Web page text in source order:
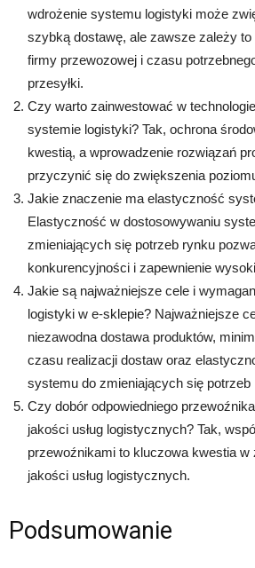
wdrożenie systemu logistyki może
szybką dostawę, ale zawsze zależy
firmy przewozowej i czasu
przesyłki.
Czy warto zainwestować w
systemie logistyki? Tak, ochrona
kwestią, a wprowadzenie rozwiązań
przyczynić się do zwiększenia
Jakie znaczenie ma elastyczność
Elastyczność w dostosowywaniu
zmieniających się potrzeb rynku
konkurencyjności i zapewnienie
Jakie są najważniejsze cele i
logistyki w e-sklepie? Najważniejsze
niezawodna dostawa produktów,
czasu realizacji dostaw oraz
systemu do zmieniających się potrzeb
Czy dobór odpowiedniego
jakości usług logistycznych? Tak,
przewoźnikami to kluczowa kwestia w
jakości usług logistycznych.
Podsumowanie